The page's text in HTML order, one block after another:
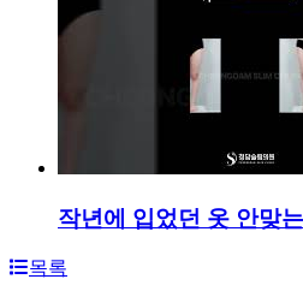
작년에 입었던 옷 안맞는
목록